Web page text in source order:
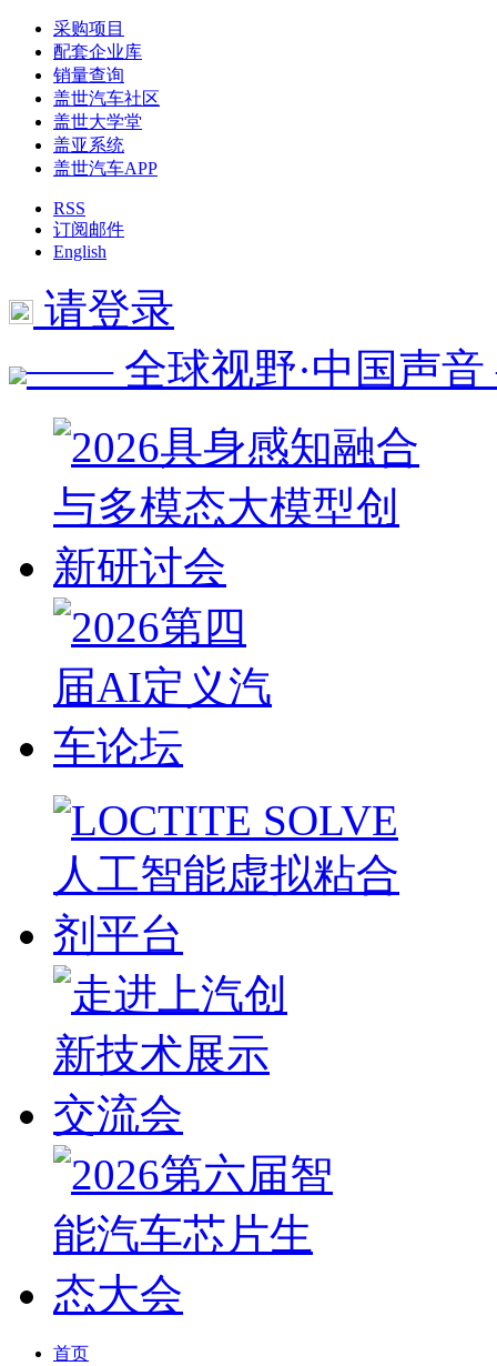
采购项目
配套企业库
销量查询
盖世汽车社区
盖世大学堂
盖亚系统
盖世汽车APP
RSS
订阅邮件
English
请登录
—— 全球视野·中国声
首页